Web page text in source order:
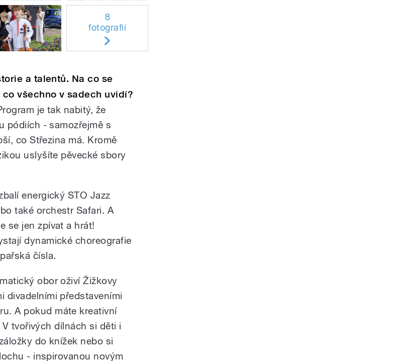
8
fotografií
a talentů. Na co se
všechno v sadech uvidí?
je tak nabitý, že
pódiích - samozřejmě s
co Střezina má. Kromě
uslyšíte pěvecké sbory
energický STO Jazz
také orchestr Safari. A
se jen zpívat a hrát!
dynamické choreografie
čísla.
obor oživí Žižkovy
divadelními představeními
A pokud máte kreativní
tvořivých dílnách si děti i
do knížek nebo si
- inspirovanou novým